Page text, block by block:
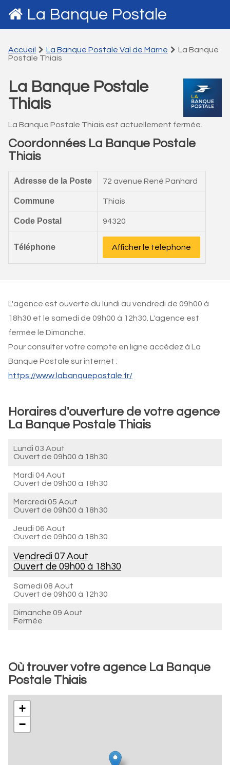
La Banque Postale
Accueil La Banque Postale Val de Marne
La Banque
Postale Thiais
La Banque Postale
Thiais
La Banque Postale Thiais est actuellement fermée.
Coordonnées La Banque Postale
Thiais
Adresse de la Poste 72 avenue René Panhard
Commune Thiais
Code Postal 94320
Téléphone Afficher le téléphone
L'agence est ouverte du lundi au vendredi de 09h00 à
18h30 et le samedi de 09h00 à 12h30. L'agence est
fermée le Dimanche.
Pour consulter votre compte en ligne accédez à La
Banque Postale sur internet :
https://www.labanquepostale.fr/
Horaires d'ouverture de votre agence
La Banque Postale Thiais
Lundi 03 Aout
Ouvert de 09h00 à 18h30
Mardi 04 Aout
Ouvert de 09h00 à 18h30
Mercredi 05 Aout
Ouvert de 09h00 à 18h30
Jeudi 06 Aout
Ouvert de 09h00 à 18h30
Vendredi 07 Aout
Ouvert de 09h00 à 18h30
Samedi 08 Aout
Ouvert de 09h00 à 12h30
Dimanche 09 Aout
Fermée
Où trouver votre agence La Banque
Postale Thiais
+
−